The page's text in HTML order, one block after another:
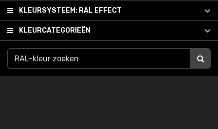
KLEURSYSTEEM: RAL EFFECT
KLEURCATEGORIEËN